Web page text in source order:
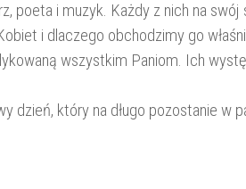
i muzyk. Każdy z nich na swój
i dlaczego obchodzimy go
wszystkim Paniom. Ich
dzień, który na długo pozostanie w